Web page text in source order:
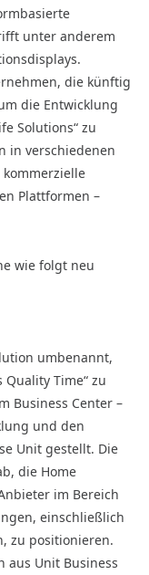
unter anderem
die künftig
die Entwicklung
Solutions“ zu
in verschiedenen
Plattformen –
wie folgt neu
umbenannt,
Quality Time“ zu
Business Center –
und den
Unit gestellt. Die
die Home
im Bereich
einschließlich
zu positionieren.
aus Unit Business